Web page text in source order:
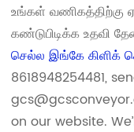
உங்கள் வணிகத்திற்கு
கண்டுபிடிக்க உதவி
செல்ல இங்கே கிளிக்
8618948254481,
on our website.